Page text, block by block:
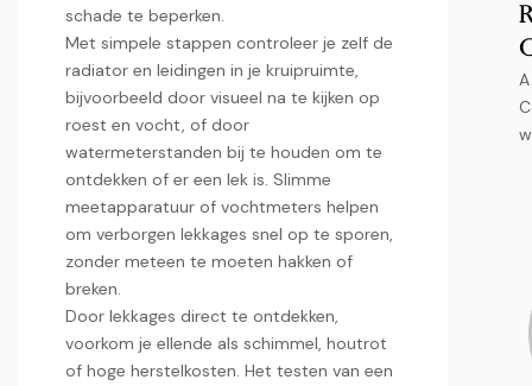
schade te beperken.​
Met simpele stappen controleer je zelf de
radiator en leidingen in je kruipruimte,
bijvoorbeeld door visueel na te kijken op
roest en vocht, of door
watermeterstanden bij te houden om te
ontdekken of er een lek is.​ Slimme
meetapparatuur of vochtmeters helpen
om verborgen lekkages snel op te sporen,
zonder meteen te moeten hakken of
breken.​
Door lekkages direct te ontdekken,
voorkom je ellende als schimmel, houtrot
of hoge herstelkosten.​ Het testen van een